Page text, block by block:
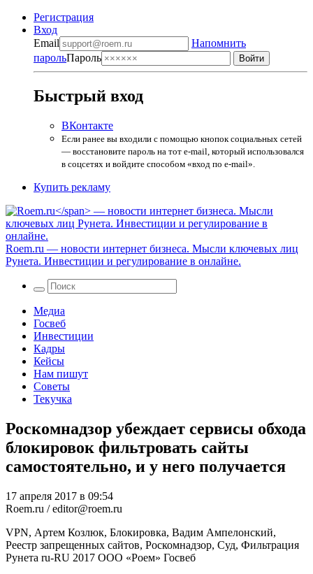
Регистрация
Вход
Email
Напомнить
парольПароль
Быстрый вход
ВКонтакте
Если ранее вы входили с помощью кнопок социальных сетей
— восстановите пароль на тот e-mail, который использовался
в соцсетях и войдите способом «вход по e-mail».
Купить рекламу
Roem.ru — новости интернет бизнеса. Мысли ключевых лиц
Рунета. Инвестиции и регулирование в онлайне.
Медиа
Госвеб
Инвестиции
Кадры
Кейсы
Нам пишут
Советы
Текучка
Роскомнадзор убеждает сервисы обхода
блокировок фильтровать сайты
самостоятельно, и у него получается
17 апреля 2017 в 09:54
Roem.ru / editor@roem.ru
VPN, Артем Козлюк, Блокировка, Вадим Ампелонский,
Реестр запрещенных сайтов, Роскомнадзор, Суд, Фильтрация
Рунета ru-RU 2017 ООО «Роем» Госвеб